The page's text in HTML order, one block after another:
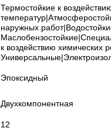
Термостойкие к
наружных
к воздействию химических
Эпоксидный
Двухкомпонентная
12